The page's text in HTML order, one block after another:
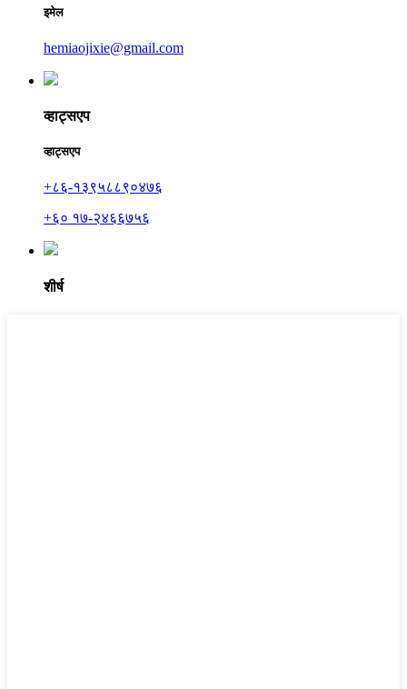
इमेल
hemiaojixie@gmail.com
व्हाट्सएप
व्हाट्सएप
+८६-१३९५८८९०४७६
+६० १७-२४६६७५६
शीर्ष